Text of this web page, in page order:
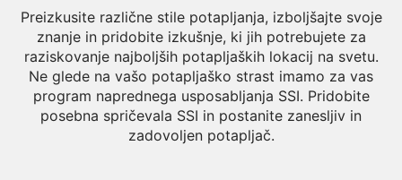
Preizkusite različne stile potapljanja, izboljšajte svoje
znanje in pridobite izkušnje, ki jih potrebujete za
raziskovanje najboljših potapljaških lokacij na svetu.
Ne glede na vašo potapljaško strast imamo za vas
program naprednega usposabljanja SSI. Pridobite
posebna spričevala SSI in postanite zanesljiv in
zadovoljen potapljač.